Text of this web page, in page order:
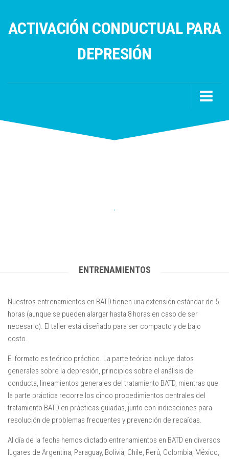
ACTIVACIÓN CONDUCTUAL PARA
DEPRESIÓN
Qué es Activación Conductual
ENTRENAMIENTOS
Nuestros entrenamientos en BATD tienen una extensión estándar de 5
horas (aunque se pueden alargar hasta 8 horas en caso de ser
necesario). El taller está diseñado para ser compacto y de bajo
costo.
El formato es teórico práctico. La parte teórica incluye datos
generales sobre la depresión, principios sobre el análisis de
conducta, lineamientos generales del tratamiento BATD, mientras que
la parte práctica recorre los cinco procedimientos centrales del
tratamiento BATD en prácticas guiadas, junto con indicaciones para
resolución de problemas frecuentes y prevención de recaídas.
Al día de la fecha hemos dictado entrenamientos en BATD en diversos
lugares de Argentina, Paraguay, Bolivia, Chile, Perú, Colombia, México,